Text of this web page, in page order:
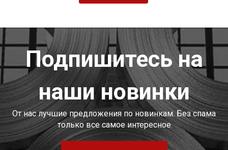
Подпишитесь на
наши новинки
От нас лучшие предложения по новинкам. Без спама
только все самое интересное